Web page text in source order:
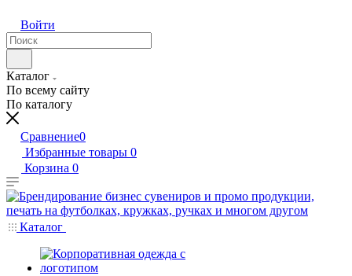
Войти
Каталог
По всему сайту
По каталогу
Сравнение0
Избранные товары 0
Корзина 0
Каталог